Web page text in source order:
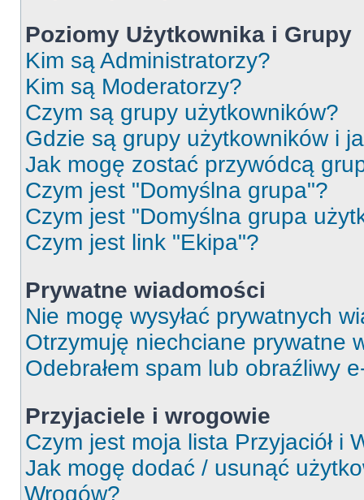
Poziomy Użytkownika i Grupy
Kim są Administratorzy?
Kim są Moderatorzy?
Czym są grupy użytkowników?
Gdzie są grupy użytkowników i
Jak mogę zostać przywódcą
Czym jest "Domyślna grupa"?
Czym jest "Domyślna grupa
Czym jest link "Ekipa"?
Prywatne wiadomości
Nie mogę wysyłać prywatnych
Otrzymuję niechciane prywatne
Odebrałem spam lub obraźliwy
Przyjaciele i wrogowie
Czym jest moja lista Przyjaciół i
Jak mogę dodać / usunąć
Wrogów?